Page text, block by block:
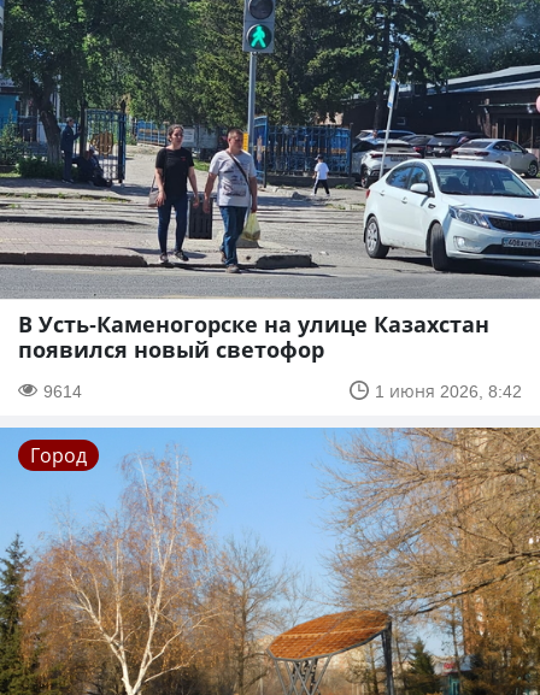
В Усть-Каменогорске на улице Казахстан
появился новый светофор
9614 1 июня 2026, 8:42
Город